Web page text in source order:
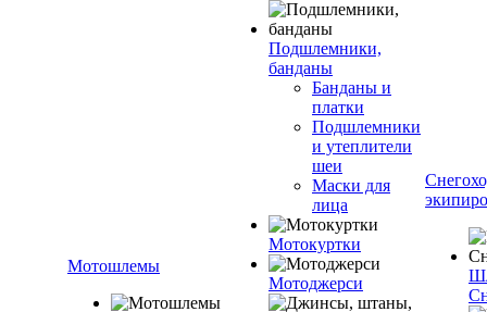
Мотошлемы
Подшлемники,
банданы
Банданы и
платки
Подшлемники
и утеплители
шеи
Маски для
лица
Мотокуртки
Мотоджерси